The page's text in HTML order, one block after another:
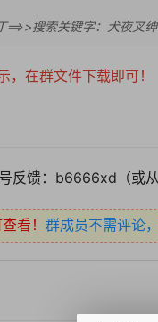
==>>搜索关键字：犬夜叉
在群文件下载即可！
反馈：b6666xd（或
看！ 群成员不需评论